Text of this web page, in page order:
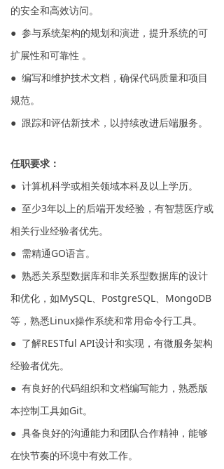
的安全和高效访问。
● 参与系统架构的规划和演进，提升系统的可
扩展性和可靠性 。
● 编写和维护技术文档，确保代码质量和项目
规范。
● 跟踪和评估新技术，以持续改进后端服务。
任职要求：
● 计算机科学或相关领域本科及以上学历。
● 至少3年以上的后端开发经验，有智慧医疗或
相关行业经验者优先。
● 需精通GO语言。
● 熟悉关系型数据库和非关系型数据库的设计
和优化，如MySQL、PostgreSQL、MongoDB
等，熟悉Linux操作系统和常用命令行工具。
● 了解RESTful API设计和实现，有微服务架构
经验者优先。
● 有良好的代码组织和文档编写能力，熟悉版
本控制工具如Git。
● 具备良好的沟通能力和团队合作精神，能够
在快节奏的环境中有效工作。